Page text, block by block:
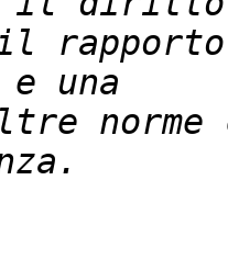
norme